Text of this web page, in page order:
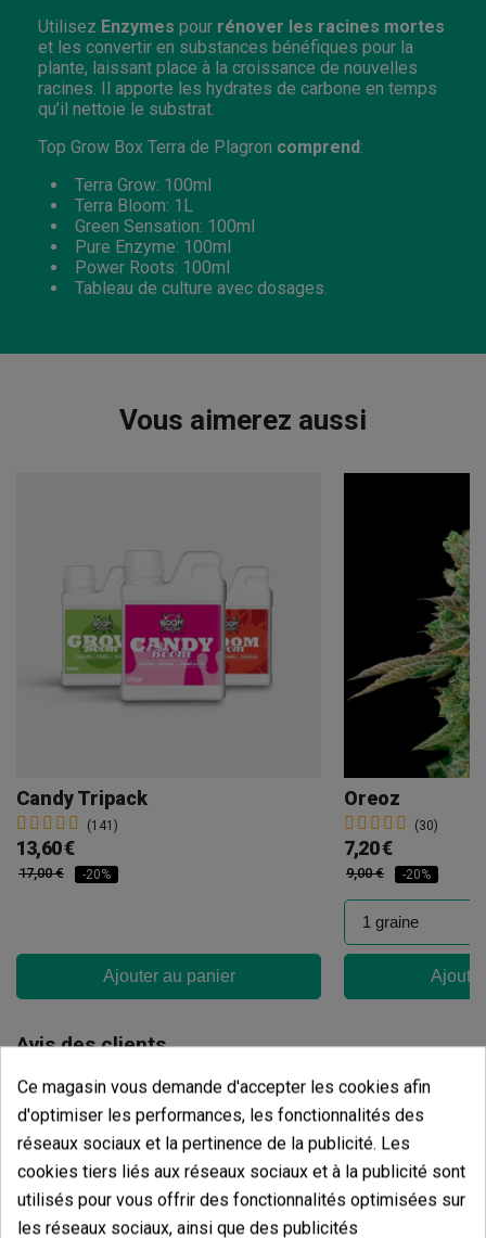
Utilisez Enzymes pour rénover les racines mortes
et les convertir en substances bénéfiques pour la
plante, laissant place à la croissance de nouvelles
racines. Il apporte les hydrates de carbone en temps
qu’il nettoie le substrat.
Top Grow Box Terra de Plagron comprend:
Terra Grow: 100ml
Terra Bloom: 1L
Green Sensation: 100ml
Pure Enzyme: 100ml
Power Roots: 100ml
Tableau de culture avec dosages.
Vous aimerez aussi
Candy Tripack
(141)
13,60 €
17,00 € -20%
Ajouter au panier
Oreoz
(30)
7,20 €
9,00 € -20%
Avis des clients
5 étoiles
100.00%
4 étoiles
0.00%
3 étoiles
2 étoiles
0.00%
1 étoiles
Ce magasin vous demande d'accepter les cookies afin
d'optimiser les performances, les fonctionnalités des
réseaux sociaux et la pertinence de la publicité. Les
cookies tiers liés aux réseaux sociaux et à la publicité sont
utilisés pour vous offrir des fonctionnalités optimisées sur
les réseaux sociaux, ainsi que des publicités